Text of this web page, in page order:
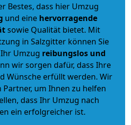
Bestes, dass hier Umzug
und eine hervorragende
sowie Qualität bietet. Mit
in Salzgitter können Sie
Umzug reibungslos und
wir sorgen dafür, dass Ihre
Wünsche erfüllt werden. Wir
Partner, um Ihnen zu helfen
dass Ihr Umzug nach
ein erfolgreicher ist.